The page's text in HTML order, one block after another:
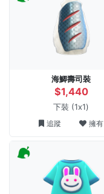
海鯽壽司裝
$1,440
下裝 (1x1)
追蹤 擁有